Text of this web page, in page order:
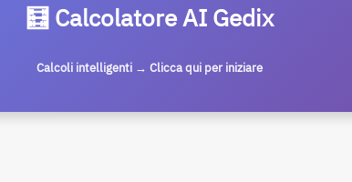
🧮 Calcolatore AI Gedix
Calcoli intelligenti → Clicca qui per iniziare